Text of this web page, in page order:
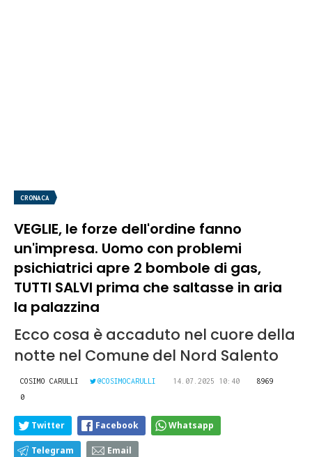
CRONACA
VEGLIE, le forze dell'ordine fanno
un'impresa. Uomo con problemi
psichiatrici apre 2 bombole di gas,
TUTTI SALVI prima che saltasse in aria
la palazzina
Ecco cosa è accaduto nel cuore della
notte nel Comune del Nord Salento
COSIMO CARULLI @COSIMOCARULLI 14.07.2025 10:40
8969
0
Twitter Facebook Whatsapp
Telegram Email